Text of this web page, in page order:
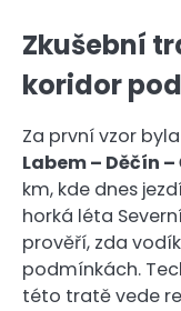
Zkušební
koridor
Za první vzor
Labem – Děčín
km, kde dnes
horká léta
prověří, zda
podmínkách.
této tratě vede